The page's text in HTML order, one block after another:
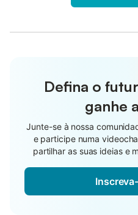
Defina o
ganhe
Junte-se à nossa
e participe numa
partilhar as suas ideias e